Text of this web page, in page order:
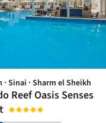
· Sinai · Sharm el Sheikh
Reef Oasis Senses